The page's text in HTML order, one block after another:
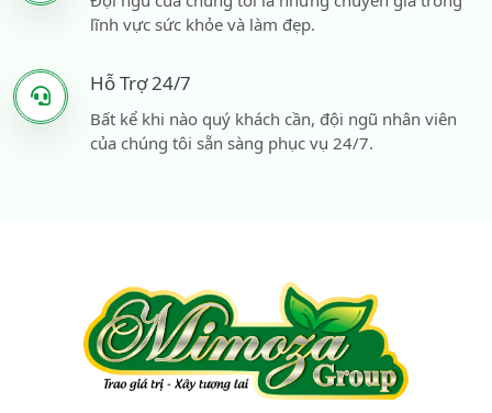
lĩnh vực sức khỏe và làm đẹp.
Hỗ Trợ 24/7
Bất kể khi nào quý khách cần, đội ngũ nhân viên
của chúng tôi sẵn sàng phục vụ 24/7.